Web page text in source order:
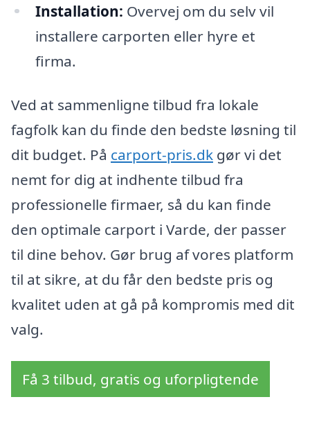
Installation: Overvej om du selv vil
installere carporten eller hyre et
firma.
Ved at sammenligne tilbud fra lokale
fagfolk kan du finde den bedste løsning til
dit budget. På carport-pris.dk gør vi det
nemt for dig at indhente tilbud fra
professionelle firmaer, så du kan finde
den optimale carport i Varde, der passer
til dine behov. Gør brug af vores platform
til at sikre, at du får den bedste pris og
kvalitet uden at gå på kompromis med dit
valg.
Få 3 tilbud, gratis og uforpligtende